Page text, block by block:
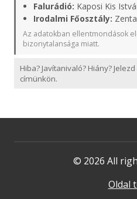
Falurádió: Kaposi Kis
Irodalmi Főosztály:
Az adatokban ellentmondások
bizonytalansága miatt.
Hiba? Javítanivaló? Hiány?
címünkön.
© 2026 All
Oldal